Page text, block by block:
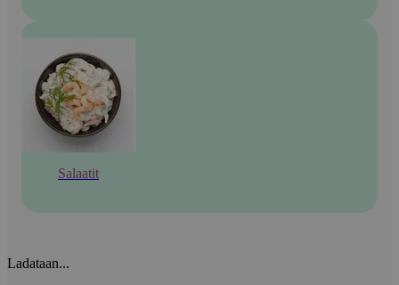
Salaatit
Ladataan...